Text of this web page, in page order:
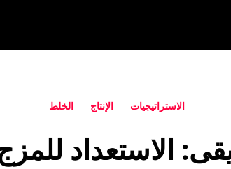
الخلط الإنتاج الاستراتيجيات
الاستعداد